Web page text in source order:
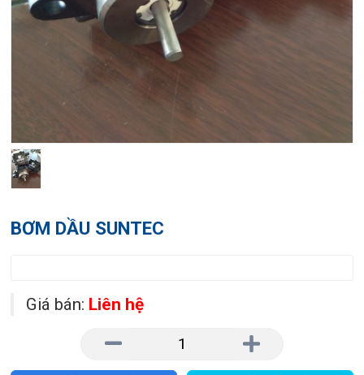
BƠM DẦU SUNTEC
Giá bán: Liên hệ